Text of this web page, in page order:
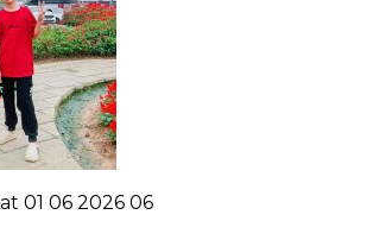
01 06 2026 06